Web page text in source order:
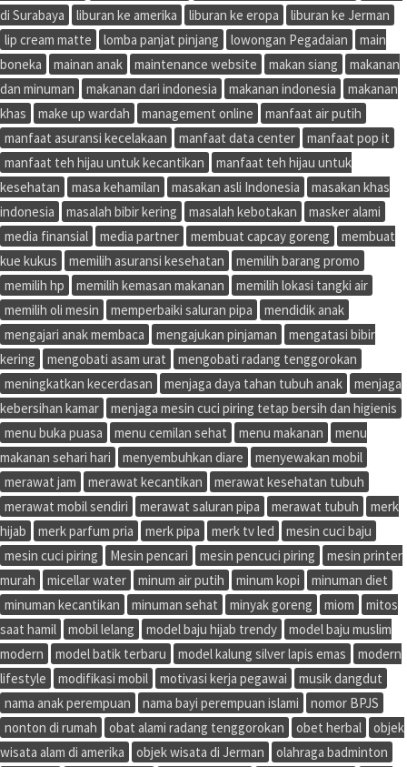
di Surabaya
liburan ke amerika liburan ke eropa
liburan ke Jerman
lip cream matte
lomba panjat pinjang lowongan Pegadaian
main
boneka
mainan anak maintenance website makan siang
makanan
dan minuman
makanan dari indonesia makanan indonesia
makanan
khas
make up wardah management online
manfaat air putih
manfaat asuransi kecelakaan
manfaat data center
manfaat pop it
manfaat teh hijau untuk kecantikan
manfaat teh hijau untuk
kesehatan
masa kehamilan masakan asli Indonesia
masakan khas
indonesia
masalah bibir kering masalah kebotakan
masker alami
media finansial
media partner membuat capcay goreng
membuat
kue kukus
memilih asuransi kesehatan
memilih barang promo
memilih hp
memilih kemasan makanan
memilih lokasi tangki air
memilih oli mesin
memperbaiki saluran pipa
mendidik anak
mengajari anak membaca
mengajukan pinjaman
mengatasi bibir
kering
mengobati asam urat
mengobati radang tenggorokan
meningkatkan kecerdasan
menjaga daya tahan tubuh anak
menjaga
kebersihan kamar
menjaga mesin cuci piring tetap bersih dan higienis
menu buka puasa
menu cemilan sehat menu makanan
menu
makanan sehari hari
menyembuhkan diare
menyewakan mobil
merawat jam
merawat kecantikan
merawat kesehatan tubuh
merawat mobil sendiri
merawat saluran pipa merawat tubuh
merk
hijab
merk parfum pria merk pipa merk tv led
mesin cuci baju
mesin cuci piring
Mesin pencari mesin pencuci piring
mesin printer
murah
micellar water minum air putih minum kopi
minuman diet
minuman kecantikan
minuman sehat minyak goreng miom
mitos
saat hamil
mobil lelang model baju hijab trendy
model baju muslim
modern
model batik terbaru model kalung silver lapis emas
modern
lifestyle
modifikasi mobil motivasi kerja pegawai
musik dangdut
nama anak perempuan
nama bayi perempuan islami
nomor BPJS
nonton di rumah
obat alami radang tenggorokan obet herbal
objek
wisata alam di amerika
objek wisata di Jerman
olahraga badminton